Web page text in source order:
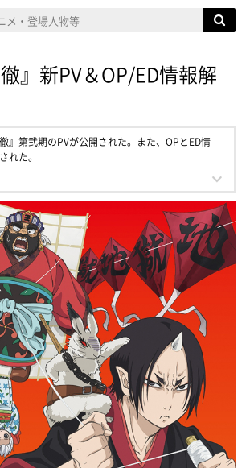
』新PV＆OP/ED情報解
』第弐期のPVが公開された。また、OPとED情
れた。